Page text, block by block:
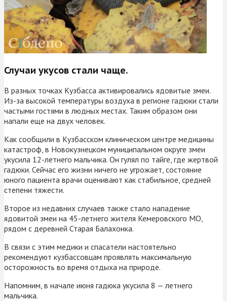
Случаи укусов стали чаще.
В разных точках Кузбасса активировались ядовитые змеи.
Из-за высокой температуры воздуха в регионе гадюки стали
частыми гостями в людных местах. Таким образом они
напали еще на двух человек.
Как сообщили в Кузбасском клиническом центре медицины
катастроф, в Новокузнецком муниципальном округе змеи
укусила 12-летнего мальчика. Он гулял по тайге, где жертвой
гадюки. Сейчас его жизни ничего не угрожает, состояние
юного пациента врачи оценивают как стабильное, средней
степени тяжести.
Второе из недавних случаев также стало нападение
ядовитой змеи на 45-летнего жителя Кемеровского МО,
рядом с деревней Старая Балахонка.
В связи с этим медики и спасатели настоятельно
рекомендуют кузбассовцам проявлять максимальную
осторожность во время отдыха на природе.
Напомним, в начале июня гадюка укусила 8 — летнего
мальчика.